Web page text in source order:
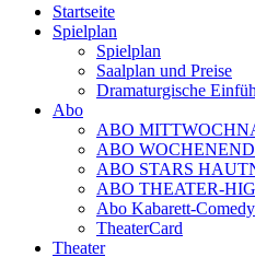
Startseite
Spielplan
Spielplan
Saalplan und Preise
Dramaturgische
Abo
ABO
ABO
ABO STARS
ABO THEATER-
Abo Kabarett-Comedy
TheaterCard
Theater